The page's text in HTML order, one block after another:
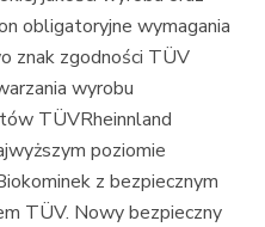
obligatoryjne wymagania
znak zgodności TÜV
wyrobu
TÜVRheinnland
poziomie
z bezpiecznym
TÜV. Nowy bezpieczny